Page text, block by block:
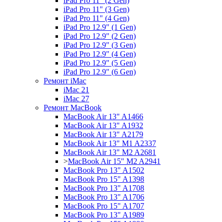
iPad Pro 11" (3 Gen)
iPad Pro 11" (4 Gen)
iPad Pro 12.9" (1 Gen)
iPad Pro 12.9" (2 Gen)
iPad Pro 12.9" (3 Gen)
iPad Pro 12.9" (4 Gen)
iPad Pro 12.9" (5 Gen)
iPad Pro 12.9" (6 Gen)
Ремонт iMac
iMac 21
iMac 27
Ремонт MacBook
MacBook Air 13" A1466
MacBook Air 13" A1932
MacBook Air 13" A2179
MacBook Air 13" M1 A2337
MacBook Air 13" M2 A2681
>MacBook Air 15" M2 A2941
MacBook Pro 13" A1502
MacBook Pro 15" A1398
MacBook Pro 13" A1708
MacBook Pro 13" A1706
MacBook Pro 15" A1707
MacBook Pro 13" A1989